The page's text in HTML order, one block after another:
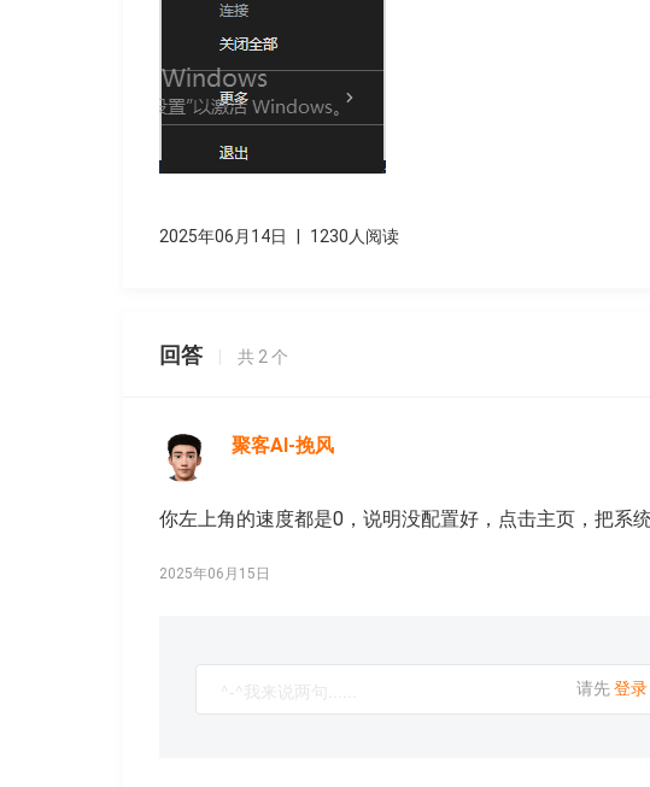
2025年06月14日 1230人阅读
回答 共 2 个
聚客AI-挽风
你左上角的速度都是0，说明没配置好，点击主页，把系
2025年06月15日
请先登录